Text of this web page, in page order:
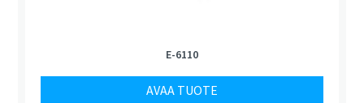
E-6110
AVAA TUOTE